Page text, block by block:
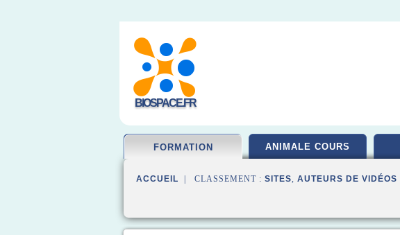
BIOSPACE.FR
FORMATION ANIMALE COURS
ACCUEIL | CLASSEMENT : SITES, AUTEURS DE VIDÉOS